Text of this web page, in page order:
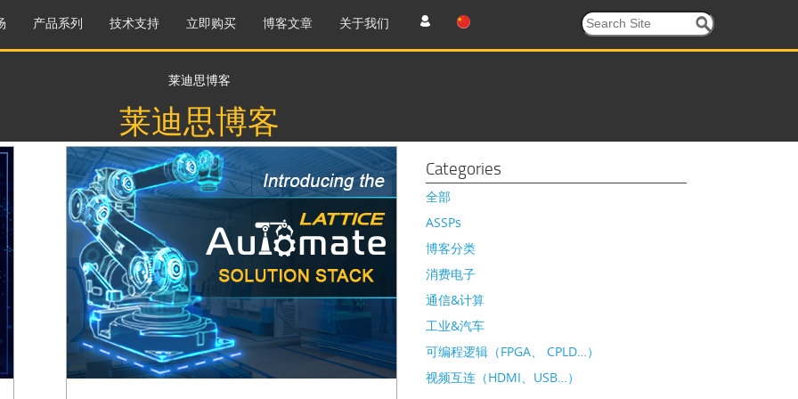
产品系列 技术支持 立即购买 博客文章 关于我们
莱迪思博客
莱迪思博客
Categories
全部
ASSPs
博客分类
消费电子
通信&计算
工业&汽车
可编程逻辑（FPGA、 CPLD…）
视频互连（HDMI、USB…）